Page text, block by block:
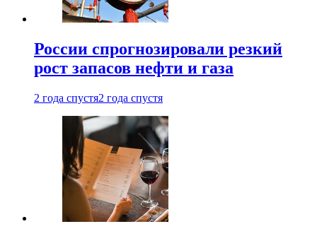
России спрогнозировали резкий
рост запасов нефти и газа
2 года спустя2 года спустя